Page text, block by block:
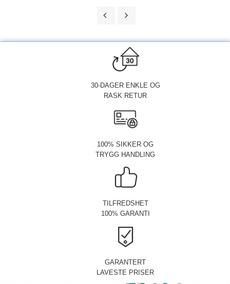
30-DAGER ENKLE OG
RASK RETUR
100% SIKKER OG
TRYGG HANDLING
TILFREDSHET
100% GARANTI
GARANTERT
LAVESTE PRISER